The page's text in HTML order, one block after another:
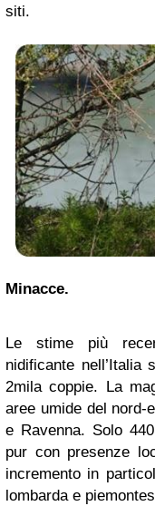
siti.
Minacce.
Le stime più
nidificante nell’Italia
2mila coppie. La
aree umide del nord-
e Ravenna. Solo
pur con presenze
incremento in
lombarda e